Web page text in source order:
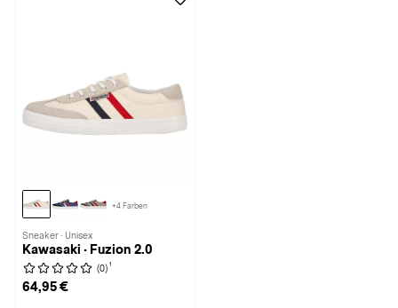
+4 Farben
Sneaker · Unisex
Kawasaki · Fuzion 2.0
(0) 1
64,95 €